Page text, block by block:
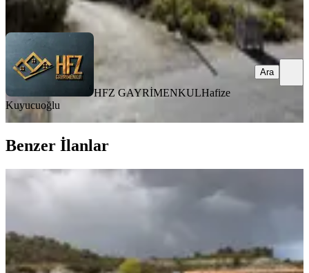
HFZ GAYRİMENKULHafize
Kuyucuoğlu
Ara
Benzer İlanlar
Fethiye Yanıklarda Denize Yürüme
1820 m²· 8.791/m² · 31.03.2026